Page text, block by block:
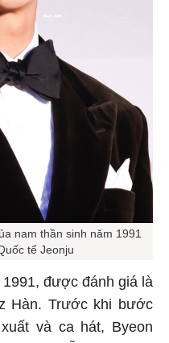
nam thần sinh năm 1991
tế Jeonju
được đánh giá là
Hàn. Trước khi bước
và ca hát, Byeon